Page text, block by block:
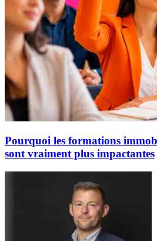
Pourquoi les formations
sont vraiment plus impactantes